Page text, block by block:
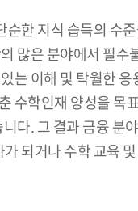
한 지식 습득의 수
많은 분야에서 필
이해 및 탁월한
학인재 양성을
다. 그 결과 금융
되거나 수학 교육